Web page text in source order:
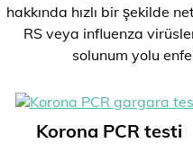
hakkında hızlı bir şekilde
RS veya influenza
solunum yolu
Korona PCR testi